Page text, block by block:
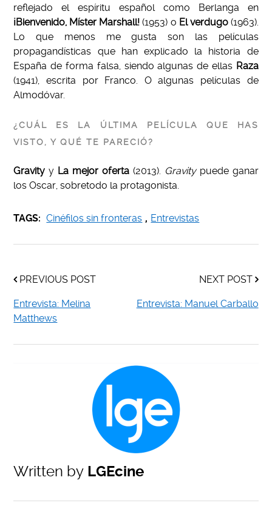
reflejado el espíritu español como Berlanga en
¡Bienvenido, Míster Marshall! (1953) o El verdugo(1963).
Lo que menos me gusta son las películas
propagandísticas que han explicado la historia de
España de forma falsa, siendo algunas de ellas Raza
(1941), escrita por Franco. O algunas películas de
Almodóvar.
¿CUÁL ES LA ÚLTIMA PELÍCULA QUE HAS
VISTO, Y QUÉ TE PARECIÓ?
Gravity y La mejor oferta (2013). Gravitypuede ganar
los Oscar, sobretodo la protagonista.
TAGS: Cinéfilos sin fronteras , Entrevistas
PREVIOUS POST
Entrevista: Melina
Matthews
NEXT POST
Entrevista: Manuel Carballo
Written by LGEcine